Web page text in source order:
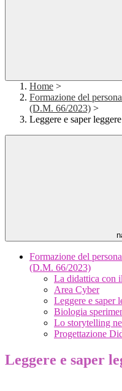
Home >
Formazione del
(D.M. 66/2023) >
Leggere e saper
Formazione del
(D.M. 66/2023)
La didattica con
Area Cyber
Leggere e saper
Biologia
Lo storytelling
Progettazione
Leggere e saper